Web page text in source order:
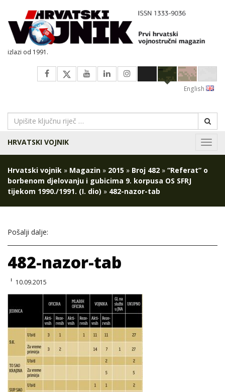
izlazi od 1991.
English
HRVATSKI VOJNIK
Hrvatski vojnik » Magazin » 2015 » Broj 482 » “Referat” o
borbenom djelovanju i gubicima 9. korpusa OS SFRJ
tijekom 1990./1991. (I. dio) » 482-nazor-tab
Pošalji dalje:
482-nazor-tab
10.09.2015